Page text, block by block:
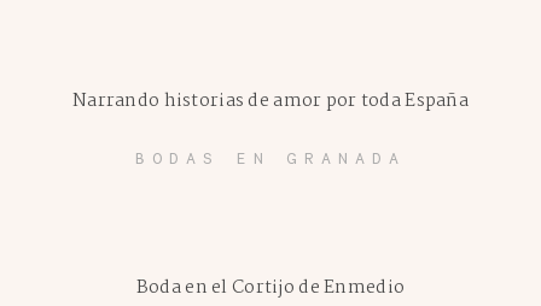
BODAS EN GRANADA
Boda en el Cortijo de Enmedio
Narrando historias de amor por toda España